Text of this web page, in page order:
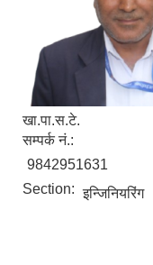
खा.पा.स.टे.
सम्पर्क नं.:
9842951631
Section: इन्जिनियरिंग